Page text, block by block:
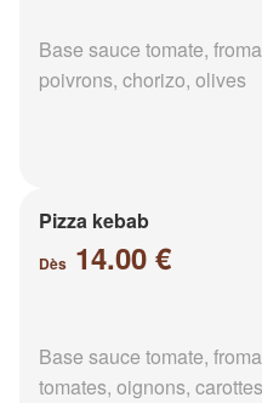
Base sauce tomate,
poivrons, chorizo, olives
Pizza kebab
Dès 14.00 €
Base sauce tomate,
tomates, oignons,